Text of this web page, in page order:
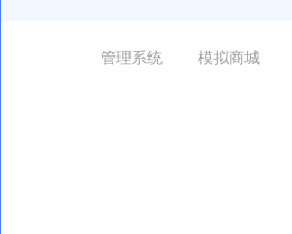
管理系统 模拟商城